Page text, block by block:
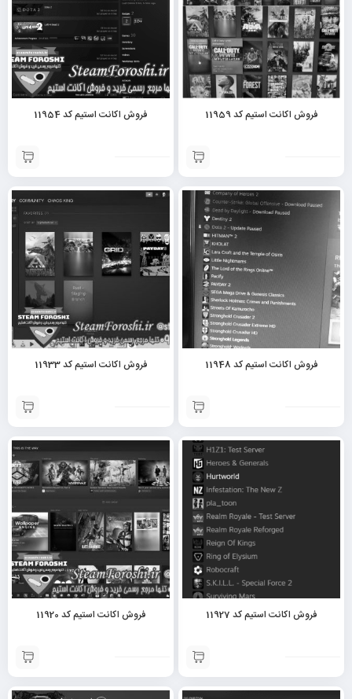
فروش اکانت استیم کد 11959 فروش اکانت استیم کد 11954
فروش اکانت استیم کد 11948 فروش اکانت استیم کد 11933
فروش اکانت استیم کد 11927 فروش اکانت استیم کد 11920